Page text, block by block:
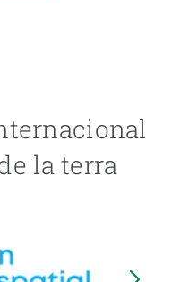
la terra